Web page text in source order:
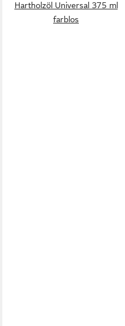
Hartholzöl Universal 375 ml
farblos